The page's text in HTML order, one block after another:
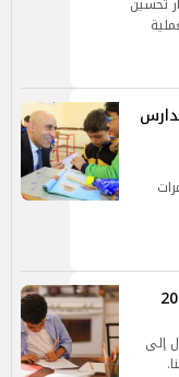
إلى